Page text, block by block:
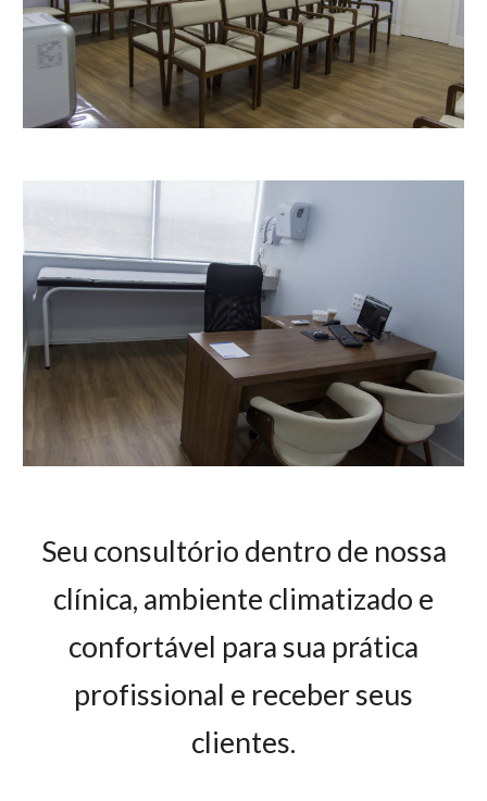
Seu consultório dentro de nossa
clínica, ambiente climatizado e
confortável para sua prática
profissional e receber seus
clientes.